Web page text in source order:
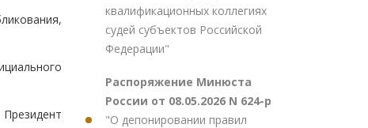
Президент
квалификационных коллегиях
судей субъектов Российской
Федерации"
Распоряжение Минюста
России от 08.05.2026 N 624-р
"О депонировании правил